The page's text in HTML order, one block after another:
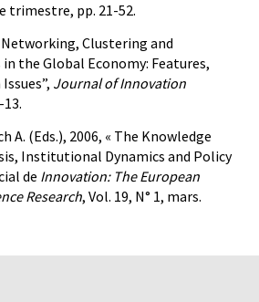
trimestre, pp. 21-52.
Networking, Clustering and
the Global Economy: Features,
Journal of Innovation
13.
A. (Eds.), 2006, « The Knowledge
Institutional Dynamics and Policy
de Innovation: The European
Research, Vol. 19, N° 1, mars.